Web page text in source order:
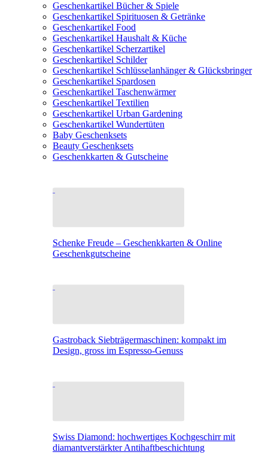
Geschenkartikel Bücher & Spiele
Geschenkartikel Spirituosen & Getränke
Geschenkartikel Food
Geschenkartikel Haushalt & Küche
Geschenkartikel Scherzartikel
Geschenkartikel Schilder
Geschenkartikel Schlüsselanhänger & Glücksbringer
Geschenkartikel Spardosen
Geschenkartikel Taschenwärmer
Geschenkartikel Textilien
Geschenkartikel Urban Gardening
Geschenkartikel Wundertüten
Baby Geschenksets
Beauty Geschenksets
Geschenkkarten & Gutscheine
Schenke Freude – Geschenkkarten & Online
Geschenkgutscheine
Gastroback Siebträgermaschinen: kompakt im
Design, gross im Espresso-Genuss
Swiss Diamond: hochwertiges Kochgeschirr mit
diamantverstärkter Antihaftbeschichtung